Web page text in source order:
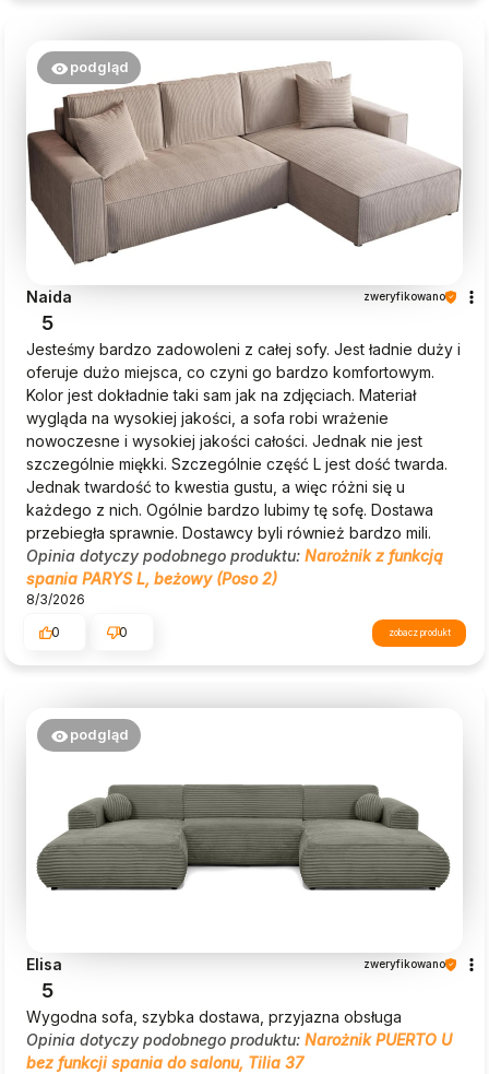
podgląd
Naida zweryfikowano
5
Jesteśmy bardzo zadowoleni z całej sofy. Jest ładnie duży i
oferuje dużo miejsca, co czyni go bardzo komfortowym.
Kolor jest dokładnie taki sam jak na zdjęciach. Materiał
wygląda na wysokiej jakości, a sofa robi wrażenie
nowoczesne i wysokiej jakości całości. Jednak nie jest
szczególnie miękki. Szczególnie część L jest dość twarda.
Jednak twardość to kwestia gustu, a więc różni się u
każdego z nich. Ogólnie bardzo lubimy tę sofę. Dostawa
przebiegła sprawnie. Dostawcy byli również bardzo mili.
Opinia dotyczy podobnego produktu: Narożnik z funkcją
spania PARYS L, beżowy (Poso 2)
8/3/2026
0
0 zobacz produkt
podgląd
Elisa zweryfikowano
5
Wygodna sofa, szybka dostawa, przyjazna obsługa
Opinia dotyczy podobnego produktu: Narożnik PUERTO U
bez funkcji spania do salonu, Tilia 37